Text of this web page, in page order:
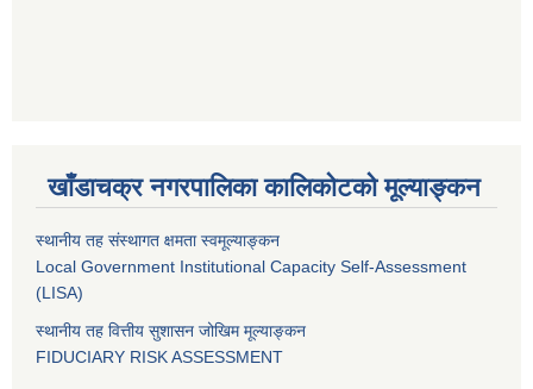
खाँडाचक्र नगरपालिका कालिकाेटको मूल्याङ्कन
स्थानीय तह संस्थागत क्षमता स्वमूल्याङ्कन
Local Government Institutional Capacity Self-Assessment
(LISA)
स्थानीय तह वित्तीय सुशासन जोखिम मूल्याङ्कन
FIDUCIARY RISK ASSESSMENT